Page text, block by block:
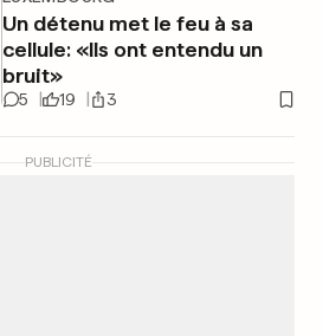
Un détenu met le feu à sa
cellule: «Ils ont entendu un
bruit»
5 19 3
PUBLICITÉ